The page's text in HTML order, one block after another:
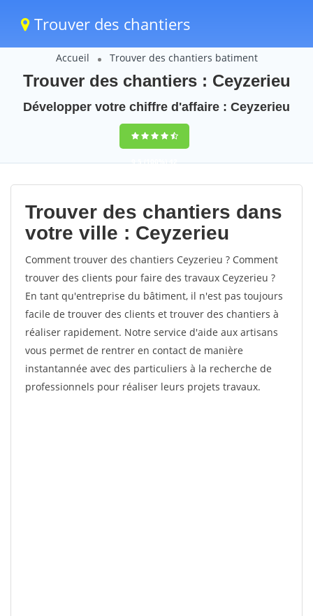
Trouver des chantiers
Accueil Trouver des chantiers batiment
Trouver des chantiers : Ceyzerieu
Développer votre chiffre d'affaire : Ceyzerieu
9,5(100%)42
votes
Trouver des chantiers dans
votre ville : Ceyzerieu
Comment trouver des chantiers Ceyzerieu ? Comment
trouver des clients pour faire des travaux Ceyzerieu ?
En tant qu'entreprise du bâtiment, il n'est pas toujours
facile de trouver des clients et trouver des chantiers à
réaliser rapidement. Notre service d'aide aux artisans
vous permet de rentrer en contact de manière
instantannée avec des particuliers à la recherche de
professionnels pour réaliser leurs projets travaux.